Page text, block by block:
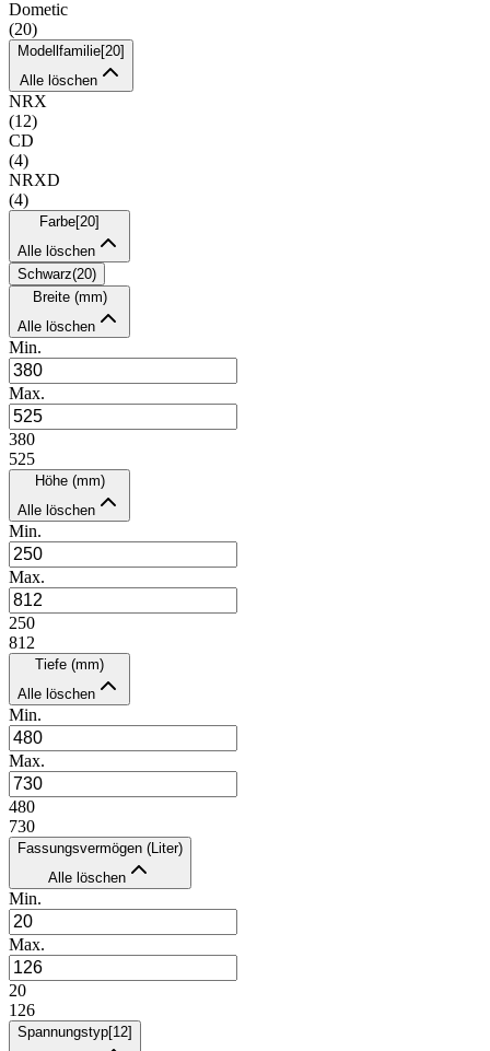
Dometic
(20)
Modellfamilie[20]
Alle löschen
NRX
(12)
CD
(4)
NRXD
(4)
Farbe[20]
Alle löschen
Schwarz(20)
Breite (mm)
Alle löschen
Min.
Max.
380
525
Höhe (mm)
Alle löschen
Min.
Max.
250
812
Tiefe (mm)
Alle löschen
Min.
Max.
480
730
Fassungsvermögen (Liter)
Alle löschen
Min.
Max.
20
126
Spannungstyp[12]